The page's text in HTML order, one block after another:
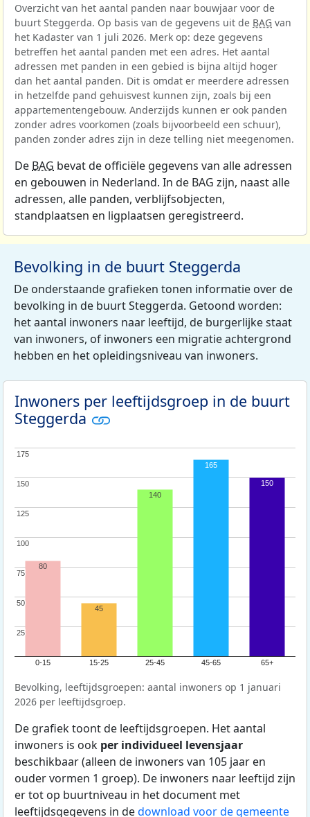
Overzicht van het aantal panden naar bouwjaar voor de
buurt Steggerda. Op basis van de gegevens uit de BAG van
het Kadaster van 1 juli 2026. Merk op: deze gegevens
betreffen het aantal panden met een adres. Het aantal
adressen met panden in een gebied is bijna altijd hoger
dan het aantal panden. Dit is omdat er meerdere adressen
in hetzelfde pand gehuisvest kunnen zijn, zoals bij een
appartementengebouw. Anderzijds kunnen er ook panden
zonder adres voorkomen (zoals bijvoorbeeld een schuur),
panden zonder adres zijn in deze telling niet meegenomen.
De BAG bevat de officiële gegevens van alle adressen
en gebouwen in Nederland. In de BAG zijn, naast alle
adressen, alle panden, verblijfsobjecten,
standplaatsen en ligplaatsen geregistreerd.
Bevolking in de buurt Steggerda
De onderstaande grafieken tonen informatie over de
bevolking in de buurt Steggerda. Getoond worden:
het aantal inwoners naar leeftijd, de burgerlijke staat
van inwoners, of inwoners een migratie achtergrond
hebben en het opleidingsniveau van inwoners.
Inwoners per leeftijdsgroep in de buurt
Steggerda
0-15 15-25 25-45 45-65 65+
25
25
50
50
75
75
100
100
125
125
150
150
175
175
80
45
140
165
150
Bevolking, leeftijdsgroepen: aantal inwoners op 1 januari
2026 per leeftijdsgroep.
De grafiek toont de leeftijdsgroepen. Het aantal
inwoners is ook per individueel levensjaar
beschikbaar (alleen de inwoners van 105 jaar en
ouder vormen 1 groep). De inwoners naar leeftijd zijn
er tot op buurtniveau in het document met
leeftijdsgegevens in dedownload voor de gemeente